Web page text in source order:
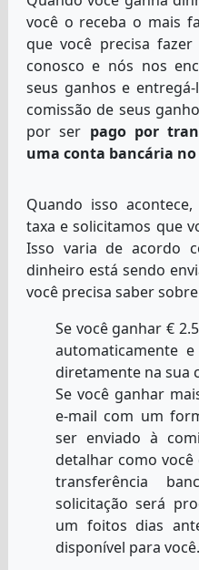
você o receba o mais
que você precisa
conosco e nós nos
seus ganhos e
comissão de seus
por ser pago por
uma conta bancária
Quando isso
taxa e solicitamos que
Isso varia de acordo
dinheiro está sendo
você precisa saber
Se você ganhar €
automaticamente
diretamente na sua
Se você ganhar
e-mail com um
ser enviado à
detalhar como
transferência
solicitação será
um foitos dias
disponível para você.